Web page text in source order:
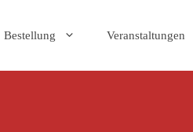
Bestellung Veranstaltungen